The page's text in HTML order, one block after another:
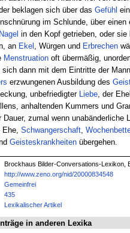
beklagen sich über das Gefühl
im Schlunde, über
Nagel in den Kopf getrieben, oder
an Ekel , Würgen und Erbrechen
Menstruationoft übermäßig,
dann mit dem Eintritte der
erzwungenen Ausbildung des
unbefriedigter
Liebe, der
anhaltenden Kummers und
Dauer, zumal wenn
Schwangerschaft,
Geisteskrankheitenübergehen.
Brockhaus Bilder-Conversations-Lexikon,
http://www.zeno.org/nid/20000834548
Gemeinfrei
435
Lexikalischer Artikel
in anderen Lexika